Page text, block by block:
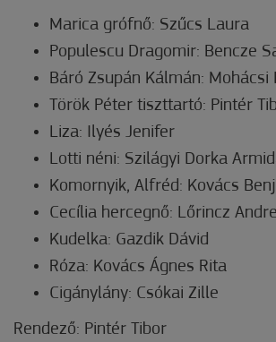
Marica grófnő: Szűcs Laura
Populescu Dragomir: Bencze
Báró Zsupán Kálmán: Mohácsi
Török Péter tiszttartó: Pintér
Liza: Ilyés Jenifer
Lotti néni: Szilágyi Dorka
Komornyik, Alfréd: Kovács
Cecília hercegnő: Lőrincz
Kudelka: Gazdik Dávid
Róza: Kovács Ágnes Rita
Cigánylány: Csókai Zille
Rendező: Pintér Tibor